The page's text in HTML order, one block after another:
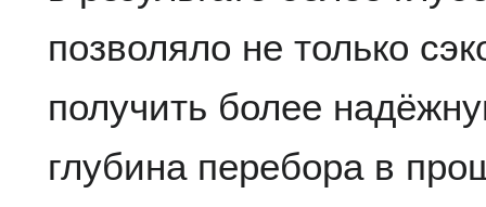
позволяло не только
получить более
глубина перебора в